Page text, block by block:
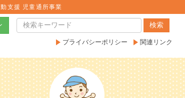
支援 児童通所事業
検索
プライバシーポリシー 関連リンク